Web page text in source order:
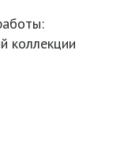
коллекции